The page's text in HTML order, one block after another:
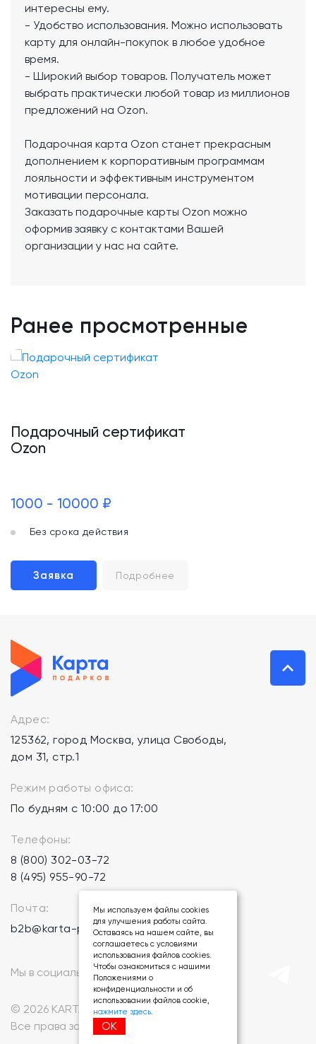
интересны ему.
- Удобство использования. Можно использовать
карту для онлайн-покупок в любое удобное
время.
- Широкий выбор товаров. Получатель может
выбрать практически любой товар из миллионов
предложений на Ozon.
Подарочная карта Ozon станет прекрасным
дополнением к корпоративным программам
лояльности и эффективным инструментом
мотивации персонала.
Заказать подарочные карты Ozon можно
оформив заявку с контактами Вашей
организации у нас на сайте.
Ранее просмотренные
Подарочный сертификат
Ozon
1000 - 10000 ₽
Без срока действия
Заявка Подробнее
Адрес:
125362, город Москва, улица Свободы,
дом 31, стр.1
Режим работы офиса:
По будням с 10:00 до 17:00
Телефоны:
8 (800) 302-03-72
8 (495) 955-90-72
Почта:
b2b@karta-podarkov.ru
© 2026 KARTA-PODARKOV.RU.
Все права защищены.
Мы в социальных сетях:
Мы используем файлы cookies
для улучшения работы сайта.
Оставаясь на нашем сайте, вы
соглашаетесь с условиями
использования файлов cookies.
Чтобы ознакомиться с нашими
Положениями о
конфиденциальности и об
использовании файлов cookie,
нажмите здесь.
ОК